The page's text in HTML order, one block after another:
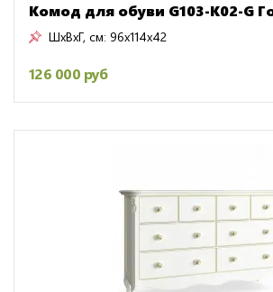
Комод для обуви G103-K02-G
ШxВxГ, см: 96x114x42
126 000 руб